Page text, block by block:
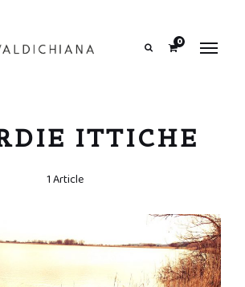
0
ITTICHE
1 Article